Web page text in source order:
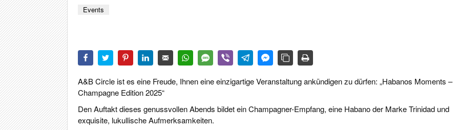
ZIGARRENBRANCHE
Events
A&B Circle ist es eine Freude, Ihnen eine einzigartige Veranstaltung ankündigen zu dürfen: „Habanos Moments –
Champagne Edition 2025“
Den Auftakt dieses genussvollen Abends bildet ein Champagner-Empfang, eine Habano der Marke Trinidad und
exquisite, lukullische Aufmerksamkeiten.